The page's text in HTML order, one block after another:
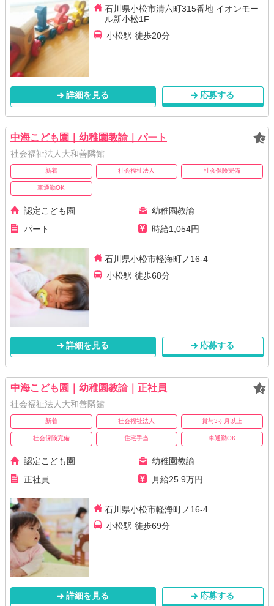
石川県小松市清六町315番地 イオンモー
ル新小松1F
小松駅 徒歩20分
詳細を見る 応募する
中海こども園｜幼稚園教諭｜パート
社会福祉法人大和善隣館
新着 社会福祉法人 社会保険完備
車通勤OK
認定こども園
幼稚園教諭
パート
時給1,054円
石川県小松市軽海町ノ16-4
小松駅 徒歩68分
詳細を見る 応募する
中海こども園｜幼稚園教諭｜正社員
社会福祉法人大和善隣館
新着 社会福祉法人 賞与3ヶ月以上
社会保険完備 住宅手当 車通勤OK
認定こども園
幼稚園教諭
正社員
月給25.9万円
石川県小松市軽海町ノ16-4
小松駅 徒歩69分
詳細を見る 応募する